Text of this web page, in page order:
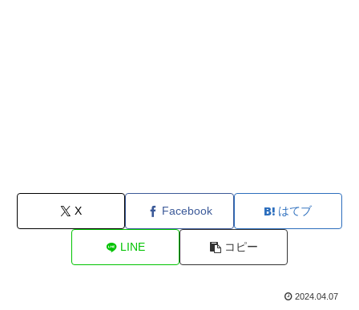
X Facebook はてブ
LINE コピー
2024.04.07